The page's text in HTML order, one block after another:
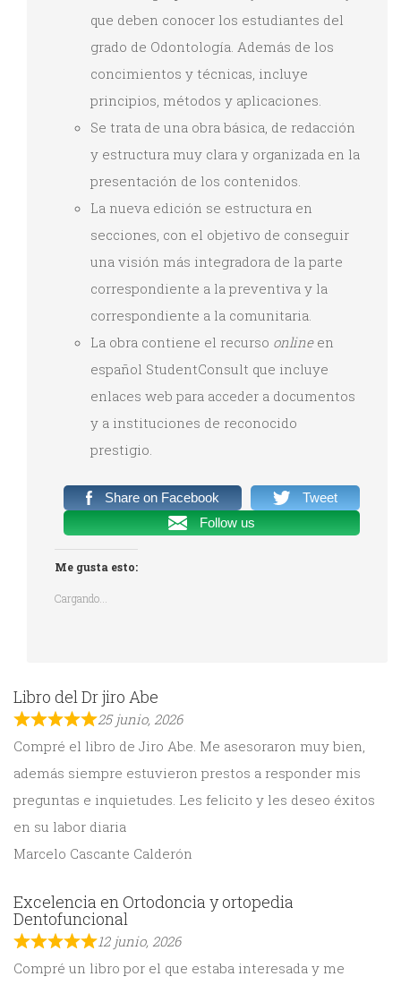
que deben conocer los estudiantes del
grado de Odontología. Además de los
concimientos y técnicas, incluye
principios, métodos y aplicaciones.
Se trata de una obra básica, de redacción
y estructura muy clara y organizada en la
presentación de los contenidos.
La nueva edición se estructura en
secciones, con el objetivo de conseguir
una visión más integradora de la parte
correspondiente a la preventiva y la
correspondiente a la comunitaria.
La obra contiene el recurso onlineen
español StudentConsult que incluye
enlaces web para acceder a documentos
y a instituciones de reconocido
prestigio.
Share on Facebook
Tweet
Follow us
Me gusta esto:
Cargando...
Libro del Dr jiro Abe
25 junio, 2026
Compré el libro de Jiro Abe. Me asesoraron muy bien,
además siempre estuvieron prestos a responder mis
preguntas e inquietudes. Les felicito y les deseo éxitos
en su labor diaria
Marcelo Cascante Calderón
Excelencia en Ortodoncia y ortopedia
Dentofuncional
12 junio, 2026
Compré un libro por el que estaba interesada y me